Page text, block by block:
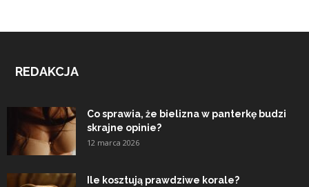
REDAKCJA
Co sprawia, że bielizna w panterkę budzi
skrajne opinie?
12 marca 2026
Ile kosztują prawdziwe korale?